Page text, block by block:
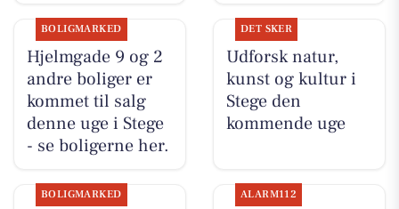
BOLIGMARKED
Hjelmgade 9 og 2
andre boliger er
kommet til salg
denne uge i Stege
- se boligerne her.
DET SKER
Udforsk natur,
kunst og kultur i
Stege den
kommende uge
BOLIGMARKED ALARM112